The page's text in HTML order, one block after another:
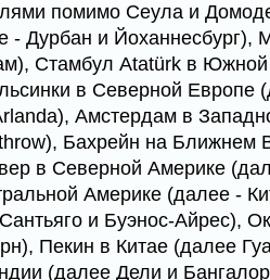
помимо Сеула и
- Дурбан и Йоханнесбург),
Стамбул Atatürk в
в Северной Европе
Амстердам в
Бахрейн на Ближнем
в Северной Америке
Америке (далее -
и Буэнос-Айрес),
Пекин в Китае (далее
(далее Дели и